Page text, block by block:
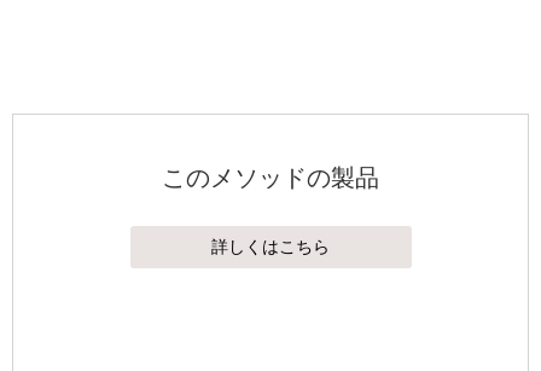
このメソッドの製品
詳しくはこちら